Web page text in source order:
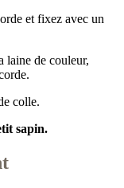
et fixez avec un
laine de couleur,
colle.
sapin.